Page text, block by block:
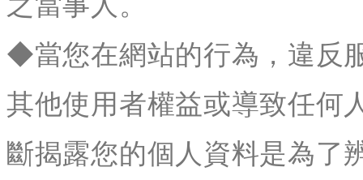
◆當您在網站的行為，違反
其他使用者權益或導致任何
斷揭露您的個人資料是為了